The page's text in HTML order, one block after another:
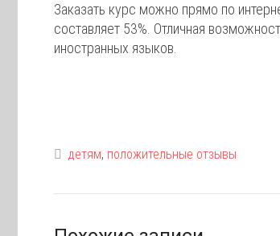
Заказать курс можно прямо по
составляет 53%. Отличная
иностранных языков.
детям, положительные отзывы